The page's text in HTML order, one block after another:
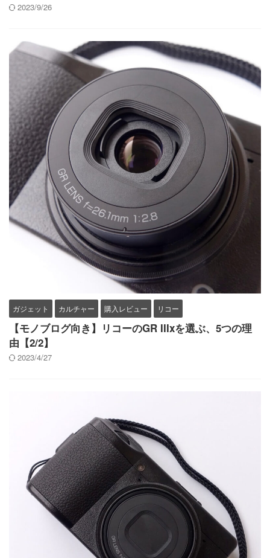
2023/9/26
ガジェット カルチャー 購入レビュー リコー
【モノブログ向き】リコーのGR IIIxを選ぶ、5つの理
由【2/2】
2023/4/27